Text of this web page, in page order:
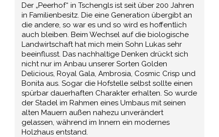
Der „Peerhof“ in Tschengls ist seit über 200 Jahren
in Familienbesitz. Die eine Generation übergibt an
die andere, so war es und so wird es hoffentlich
auch bleiben. Beim Wechsel auf die biologische
Landwirtschaft hat mich mein Sohn Lukas sehr
beeinflusst. Das nachhaltige Denken drückt sich
nicht nur im Anbau unserer Sorten Golden
Delicious, Royal Gala, Ambrosia, Cosmic Crisp und
Bonita aus. Sogar die Hofstelle selbst sollte einen
spürbar dauerhaften Charakter erhalten. So wurde
der Stadel im Rahmen eines Umbaus mit seinen
alten Mauern außen nahezu unverändert
gelassen, während im Innern ein modernes
Holzhaus entstand.